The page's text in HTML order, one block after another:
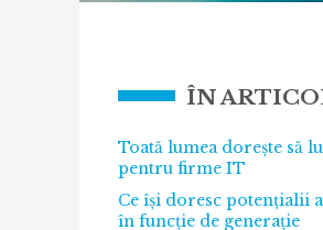
ÎN
Toată lumea dorește să
pentru firme IT
Ce își doresc potențialii
în funcție de generație